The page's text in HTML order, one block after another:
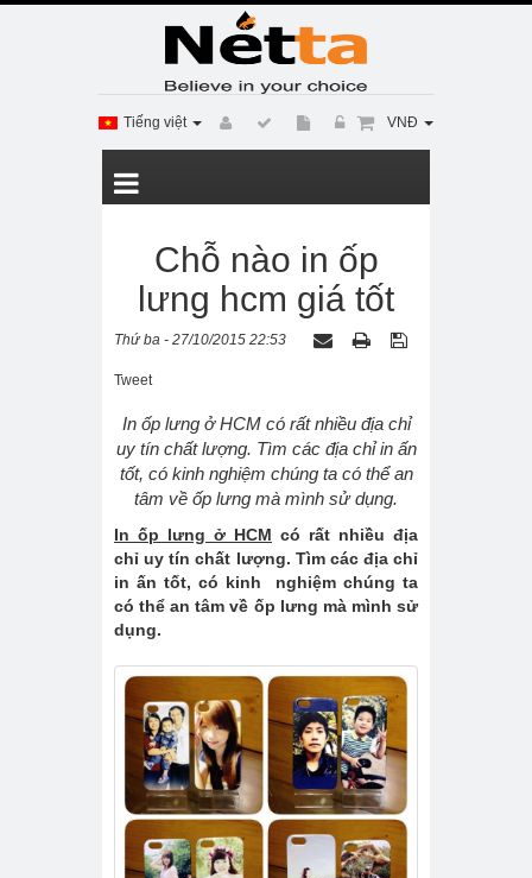
Tiếng việt VNĐ
Chỗ nào in ốp
lưng hcm giá tốt
Thứ ba - 27/10/2015 22:53
Tweet
In ốp lưng ở HCM có rất nhiều địa chỉ
uy tín chất lượng. Tìm các địa chỉ in ấn
tốt, có kinh nghiệm chúng ta có thể an
tâm về ốp lưng mà mình sử dụng.
In ốp lưng ở HCM có rất nhiều địa
chỉ uy tín chất lượng. Tìm các địa chỉ
in ấn tốt, có kinh nghiệm chúng ta
có thể an tâm về ốp lưng mà mình sử
dụng.